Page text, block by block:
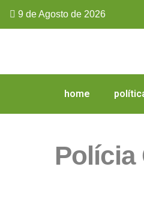
9 de Agosto de 2026
home
Polícia